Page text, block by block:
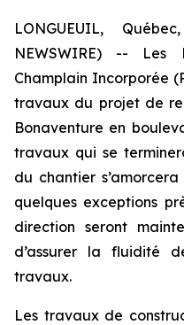
LONGUEUIL,
NEWSWIRE) -- Les
Champlain Incorporée
travaux du projet de
Bonaventure en
travaux qui se
du chantier
quelques exceptions
direction seront
d’assurer la fluidité
travaux.
Les travaux de